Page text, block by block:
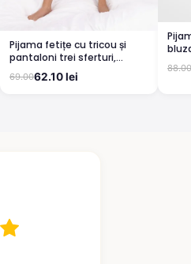
Pijama fetițe cu tricou și
pantaloni trei sferturi,
imprimeu curcubeu, Galben
69.0062.10 lei
88.00